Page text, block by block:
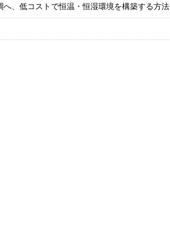
、低コストで恒温・恒湿環境を構築する方法